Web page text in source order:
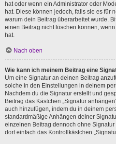
hat oder wenn ein Administrator oder
hat. Diese können jedoch, falls sie es für
warum dein Beitrag überarbeitet wurde.
einen Beitrag nicht löschen können,
hat.
Nach oben
Wie kann ich meinem Beitrag eine
Um eine Signatur an deinen Beitrag
solche in den Einstellungen in deinem
Nachdem du die Signatur erstellt und
Beitrag das Kästchen „Signatur
auch hinzufügen, indem du in deinem
standardmäßige Anhängen deiner
einzelnen Beitrag dennoch ohne
dort einfach das Kontrollkästchen